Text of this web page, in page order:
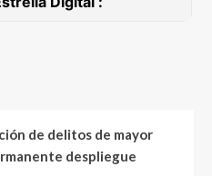
de delitos de mayor
despliegue